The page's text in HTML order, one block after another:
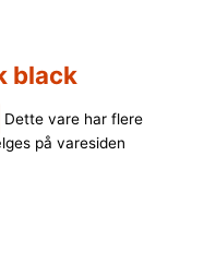
black
Dette vare har flere
på varesiden